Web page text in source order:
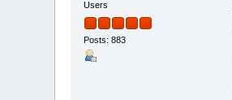
Users
Posts: 883